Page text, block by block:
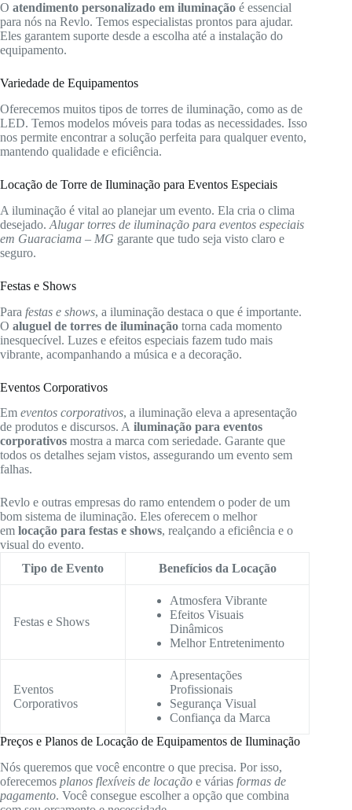
O atendimento personalizado em iluminação é essencial
para nós na Revlo. Temos especialistas prontos para ajudar.
Eles garantem suporte desde a escolha até a instalação do
equipamento.
Variedade de Equipamentos
Oferecemos muitos tipos de torres de iluminação, como as de
LED. Temos modelos móveis para todas as necessidades. Isso
nos permite encontrar a solução perfeita para qualquer evento,
mantendo qualidade e eficiência.
Locação de Torre de Iluminação para Eventos Especiais
A iluminação é vital ao planejar um evento. Ela cria o clima
desejado. Alugar torres de iluminação para eventos especiais
em Guaraciama – MG garante que tudo seja visto claro e
seguro.
Festas e Shows
Para festas e shows, a iluminação destaca o que é importante.
O aluguel de torres de iluminação torna cada momento
inesquecível. Luzes e efeitos especiais fazem tudo mais
vibrante, acompanhando a música e a decoração.
Eventos Corporativos
Em eventos corporativos, a iluminação eleva a apresentação
de produtos e discursos. A iluminação para eventos
corporativos mostra a marca com seriedade. Garante que
todos os detalhes sejam vistos, assegurando um evento sem
falhas.
Revlo e outras empresas do ramo entendem o poder de um
bom sistema de iluminação. Eles oferecem o melhor
em locação para festas e shows, realçando a eficiência e o
visual do evento.
Tipo de Evento
Benefícios da Locação
Festas e Shows
Atmosfera Vibrante
Efeitos Visuais
Dinâmicos
Melhor Entretenimento
Eventos
Corporativos
Apresentações
Profissionais
Segurança Visual
Confiança da Marca
Preços e Planos de Locação de Equipamentos de Iluminação
Nós queremos que você encontre o que precisa. Por isso,
oferecemos planos flexíveis de locação e várias formas de
pagamento. Você consegue escolher a opção que combina